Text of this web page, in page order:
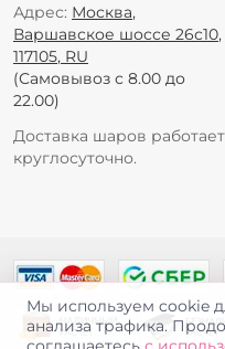
Адрес: Москва,
Варшавское шоссе 26с10,
117105, RU
(Самовывоз с 8.00 до
22.00)
Доставка шаров работает
круглосуточно.
Мы используем cookie
анализа трафика.